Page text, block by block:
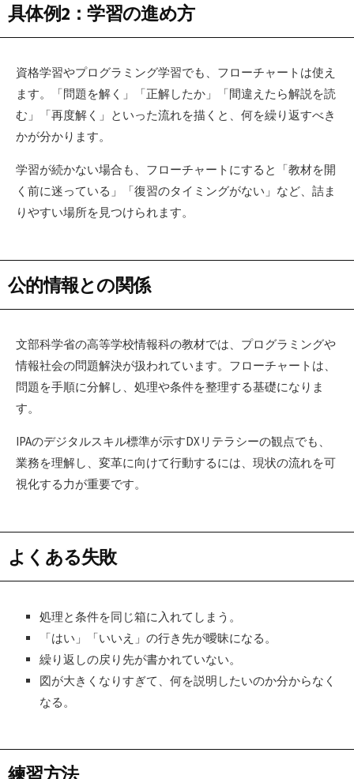
具体例2：学習の進め方
資格学習やプログラミング学習でも、フローチャートは使え
ます。「問題を解く」「正解したか」「間違えたら解説を読
む」「再度解く」といった流れを描くと、何を繰り返すべき
かが分かります。
学習が続かない場合も、フローチャートにすると「教材を開
く前に迷っている」「復習のタイミングがない」など、詰ま
りやすい場所を見つけられます。
公的情報との関係
文部科学省の高等学校情報科の教材では、プログラミングや
情報社会の問題解決が扱われています。フローチャートは、
問題を手順に分解し、処理や条件を整理する基礎になりま
す。
IPAのデジタルスキル標準が示すDXリテラシーの観点でも、
業務を理解し、変革に向けて行動するには、現状の流れを可
視化する力が重要です。
よくある失敗
処理と条件を同じ箱に入れてしまう。
「はい」「いいえ」の行き先が曖昧になる。
繰り返しの戻り先が書かれていない。
図が大きくなりすぎて、何を説明したいのか分からなく
なる。
練習方法